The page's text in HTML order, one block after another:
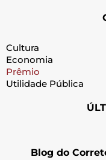
Cultura
Economia
Prêmio
Utilidade Pública
Blog do